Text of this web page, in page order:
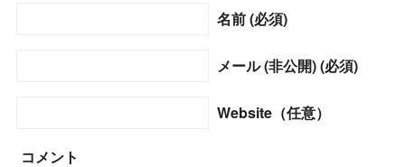
名前 (必須)
メール (非公開) (必須)
Website（任意）
コメント